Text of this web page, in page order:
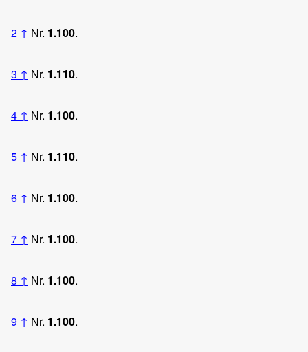
2 ↑ Nr. 1.100.
3 ↑ Nr. 1.110.
4 ↑ Nr. 1.100.
5 ↑ Nr. 1.110.
6 ↑ Nr. 1.100.
7 ↑ Nr. 1.100.
8 ↑ Nr. 1.100.
9 ↑ Nr. 1.100.